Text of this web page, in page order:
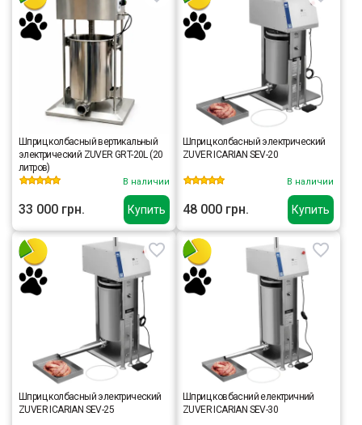
Купить
Шприц колбасный вертикальный
электрический ZUVER GRT-20L (20
литров)
В наличии
33 000 грн. Купить
Шприц колбасный электрический
ZUVER ICARIAN SEV-20
В наличии
48 000 грн.
Шприц колбасный электрический
ZUVER ICARIAN SEV-25
Шприц ковбасний електричний
ZUVER ICARIAN SEV-30